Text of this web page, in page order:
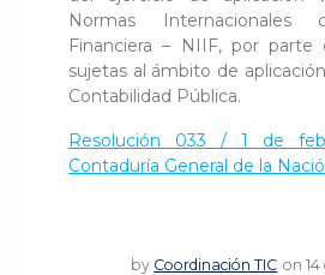
Normas Internacionales
Financiera – NIIF, por parte
sujetas al ámbito de
Contabilidad Pública.
Resolución 033 / 1 de
Contaduría General de la
by Coordinación TIC on 14